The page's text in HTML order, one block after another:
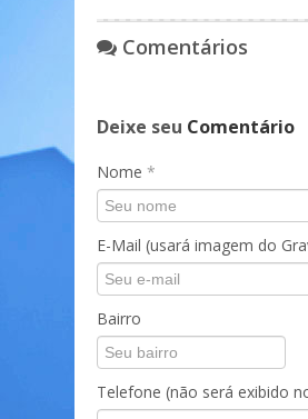
Comentários
Deixe seu Comentário
Nome *
E-Mail (usará imagem do
Bairro
Telefone (não será exibido